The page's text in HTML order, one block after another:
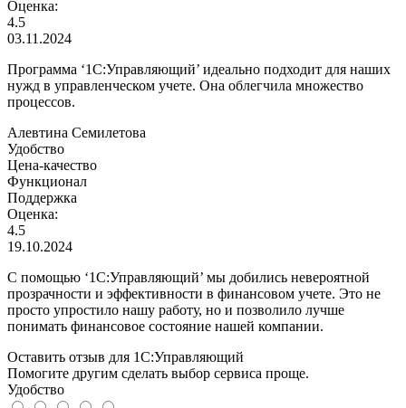
Оценка:
4.5
03.11.2024
Программа ‘1С:Управляющий’ идеально подходит для наших
нужд в управленческом учете. Она облегчила множество
процессов.
Алевтина Семилетова
Удобство
Цена-качество
Функционал
Поддержка
Оценка:
4.5
19.10.2024
С помощью ‘1С:Управляющий’ мы добились невероятной
прозрачности и эффективности в финансовом учете. Это не
просто упростило нашу работу, но и позволило лучше
понимать финансовое состояние нашей компании.
Оставить отзыв для 1С:Управляющий
Помогите другим сделать выбор сервиса проще.
Удобство